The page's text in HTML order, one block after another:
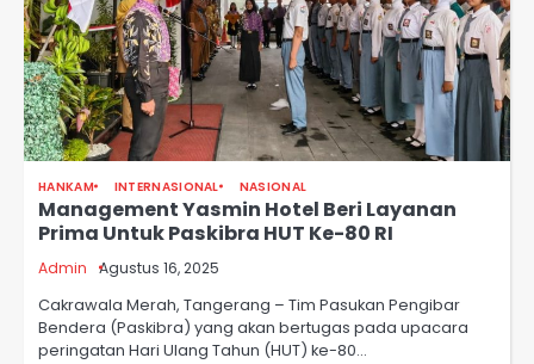
HANKAM INTERNASIONAL NASIONAL
Management Yasmin Hotel Beri Layanan
Prima Untuk Paskibra HUT Ke-80 RI
Admin Agustus 16, 2025
Cakrawala Merah, Tangerang – Tim Pasukan Pengibar
Bendera (Paskibra) yang akan bertugas pada upacara
peringatan Hari Ulang Tahun (HUT) ke-80…